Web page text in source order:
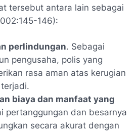
tersebut antara lain sebagai
146):
perlindungan. Sebagai
pengusaha, polis yang
rasa aman atas kerugian
biaya dan manfaat yang
pertanggungan dan besarnya
secara akurat dengan